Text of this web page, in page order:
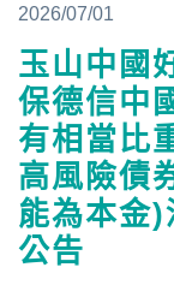
2026/07/01
玉山中國
保德信中
有相當比
高風險債
能為本金)
公告